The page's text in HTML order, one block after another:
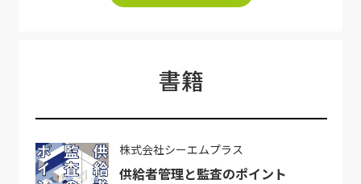
書籍
株式会社シーエムプラス
供給者管理と監査のポイント